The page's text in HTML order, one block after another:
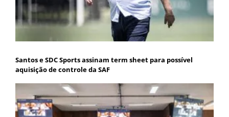
Santos e SDC Sports assinam term sheet para possível
aquisição de controle da SAF